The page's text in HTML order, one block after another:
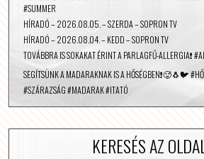
#SUMMER
HÍRADÓ – 2026.08.05. – SZERDA – SOPRON TV
HÍRADÓ – 2026.08.04. – KEDD – SOPRON TV
TOVÁBBRA IS SOKAKAT ÉRINT A PARLAGFŰ-ALLERGIA❗️
SEGÍTSÜNK A MADARAKNAK IS A HŐSÉGBEN❗️🥵🐧🐦
#SZÁRAZSÁG #MADARAK #ITATÓ
KERESÉS AZ